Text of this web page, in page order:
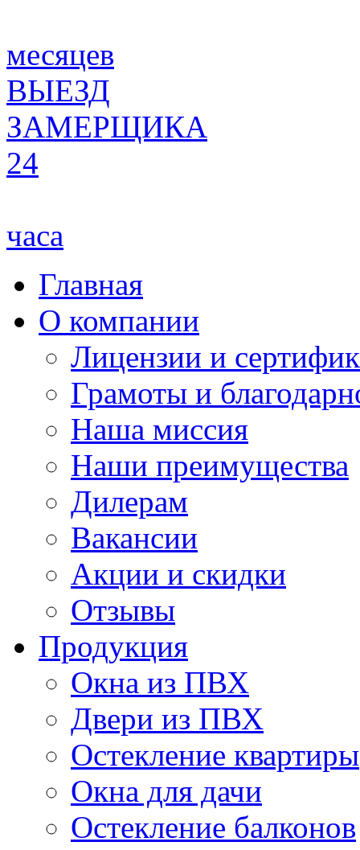
месяцев
ВЫЕЗД
ЗАМЕРЩИКА
24
часа
Главная
О компании
Лицензии и
Грамоты и
Наша миссия
Наши преимущества
Дилерам
Вакансии
Акции и скидки
Отзывы
Продукция
Окна из ПВХ
Двери из ПВХ
Остекление квартиры
Окна для дачи
Остекление балконов